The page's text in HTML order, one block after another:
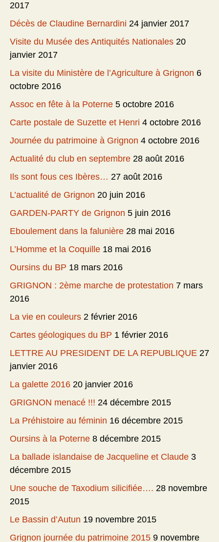
2017
Décès de Claudine Bernardini 24 janvier 2017
Visite du Musée des Antiquités Nationales 20
janvier 2017
La visite du Ministère de l’Agriculture à Grignon 6
octobre 2016
Assoc en fête à la Poterne 5 octobre 2016
Carte postale de Suzette et Henri 4 octobre 2016
Journée du patrimoine à Grignon 4 octobre 2016
Actualité du club en septembre 28 août 2016
Ils sont fous ces Ibères… 27 août 2016
L’actualité de Grignon 20 juin 2016
GARDEN-PARTY de Grignon 5 juin 2016
Eboulement dans la falunière 28 mai 2016
L’Homme et la Coquille 18 mai 2016
Oursins du BP 18 mars 2016
GRIGNON : 2ème marche de protestation 7 mars
2016
La vie en couleurs 2 février 2016
Cartes géologiques du BP 1 février 2016
LETTRE AU PRESIDENT DE LA REPUBLIQUE 27
janvier 2016
La galette 2016 20 janvier 2016
GRIGNON menacé !!! 24 décembre 2015
La Préhistoire au féminin 16 décembre 2015
Oursins à la Poterne 8 décembre 2015
La ballade islandaise de Jacqueline et Claude 3
décembre 2015
Une souche de Taxodium silicifiée…. 28 novembre
2015
Le Bassin d’Autun 19 novembre 2015
Grignon journée du patrimoine 2015 9 novembre